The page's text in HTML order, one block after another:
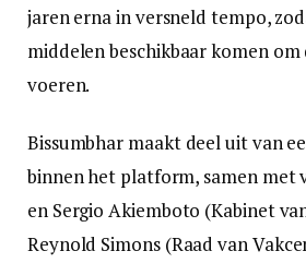
jaren erna in versneld tempo,
middelen beschikbaar komen
voeren.
Bissumbhar maakt deel uit van
binnen het platform, samen met
en Sergio Akiemboto (Kabinet
Reynold Simons (Raad van